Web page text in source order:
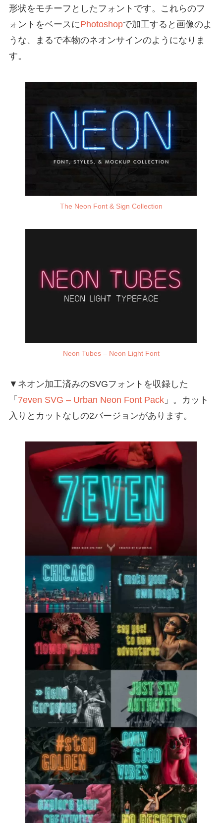
形状をモチーフとしたフォントです。これらのフ
ォントをベースにPhotoshopで加工すると画像のよ
うな、まるで本物のネオンサインのようになりま
す。
The Neon Font & Sign Collection
Neon Tubes – Neon Light Font
▼ネオン加工済みのSVGフォントを収録した
「 7even SVG – Urban Neon Font Pack」。カット
入りとカットなしの2バージョンがあります。